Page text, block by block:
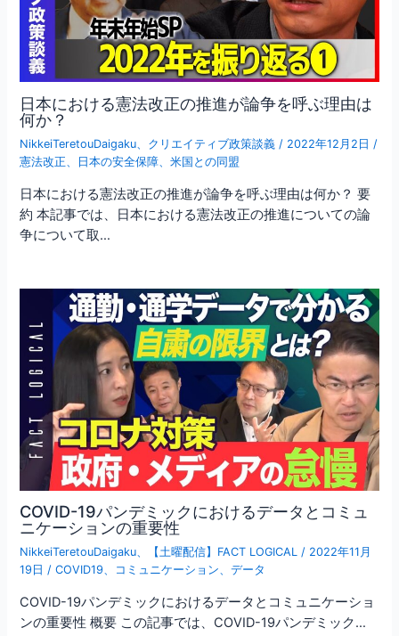
日本における憲法改正の推進が論争を呼ぶ理由は
何か？
NikkeiTeretouDaigaku クリエイティブ政策談義 / 2022年12月2日 /
憲法改正
日本の安全保障 、米国との同盟
日本における憲法改正の推進が論争を呼ぶ理由は何か？ 要
約 本記事では、日本における憲法改正の推進についての論
争について取…
COVID-19パンデミックにおけるデータとコミュ
ニケーションの重要性
NikkeiTeretouDaigaku、 【土曜配信】FACT LOGICAL / 2022年11月
19日 /COVID19、 コミュニケーション、データ
COVID-19パンデミックにおけるデータとコミュニケーショ
ンの重要性 概要 この記事では、COVID-19パンデミック…